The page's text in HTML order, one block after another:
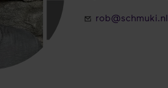
rob@schmuki.nl